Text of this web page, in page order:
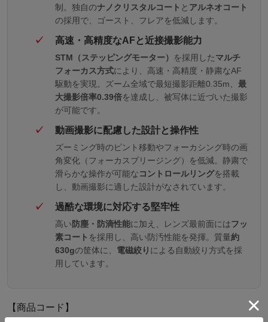
制。独自のナノクリスタルコート と アルネオコート
の採用で、ゴースト、フレアを低減します。
高速・高精度なAFと近接撮影能力
STM（ステッピングモーター） を採用したマルチ
フォーカス方式により、高速・高精度・静粛なAF
駆動を実現。ズーム全域で最短撮影距離0.35m、 最
大撮影倍率0.39倍を達成し、被写体に近づいた撮影
が可能です。
動画撮影に配慮した設計と操作性
ズーミング時のピント移動やフォーカシング時の画
角変化（フォーカスブリージング）を低減。静粛で
滑らかな操作が可能なコントロールリングを搭載
し、動画撮影に適した設計がなされています。
過酷な環境に対応する堅牢性
高い防塵・防滴性能に加え、レンズ最前面にはフッ
素コート を採用し、高い防汚性能を発揮。質量約
630gの筐体に、 電磁絞り による自動絞り方式を採
用しています。
【商品コード】